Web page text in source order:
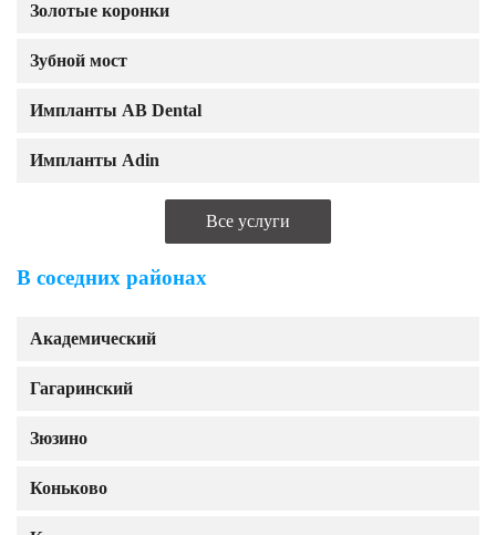
Золотые коронки
Зубной мост
Импланты AB Dental
Импланты Adin
Все услуги
В соседних районах
Академический
Гагаринский
Зюзино
Коньково